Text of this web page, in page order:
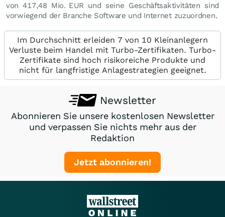
von 417,48 Mio. EUR und seine Geschäftsaktivitäten sind
vorwiegend der Branche Software und Internet zuzuordnen.
Im Durchschnitt erleiden 7 von 10 Kleinanlegern
Verluste beim Handel mit Turbo-Zertifikaten. Turbo-
Zertifikate sind hoch risikoreiche Produkte und
nicht für langfristige Anlagestrategien geeignet.
Newsletter
Abonnieren Sie unsere kostenlosen Newsletter
und verpassen Sie nichts mehr aus der
Redaktion
Jetzt abonnieren!